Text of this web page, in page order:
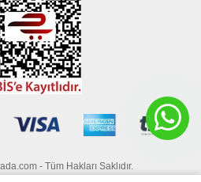
- Tüm Hakları Saklıdır.